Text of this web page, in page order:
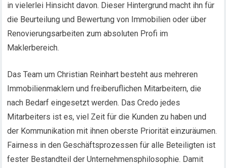
in vielerlei Hinsicht davon. Dieser Hintergrund macht ihn für
die Beurteilung und Bewertung von Immobilien oder über
Renovierungsarbeiten zum absoluten Profi im
Maklerbereich.
Das Team um Christian Reinhart besteht aus mehreren
Immobilienmaklern und freiberuflichen Mitarbeitern, die
nach Bedarf eingesetzt werden. Das Credo jedes
Mitarbeiters ist es, viel Zeit für die Kunden zu haben und
der Kommunikation mit ihnen oberste Priorität einzuräumen.
Fairness in den Geschäftsprozessen für alle Beteiligten ist
fester Bestandteil der Unternehmensphilosophie. Damit